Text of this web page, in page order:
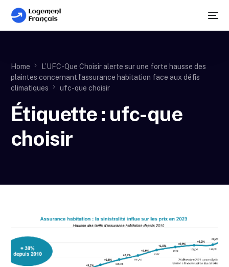
Home
L’UFC-Que Choisir alerte sur une forte hausse des
plaintes concernant l’assurance habitation face aux défis
climatiques
ufc-que choisir
Étiquette : ufc-que
choisir